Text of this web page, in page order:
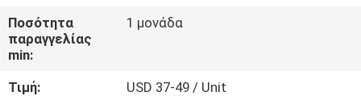
ΠΟΙΟΤΙΚΌΣ
ΈΛΕΓΧΟΣ
Ποσότητα
παραγγελίας
min:
1 μονάδα
Τιμή:
USD 37-49 / Unit